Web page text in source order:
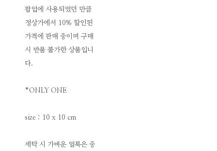
팝업에 사용되었던 만큼
정상가에서 10% 할인된
가격에 판매 중이며 구매
시 반품 불가한 상품입니
다.
*ONLY ONE
size : 10 x 10 cm
세탁 시 가벼운 얼룩은 중